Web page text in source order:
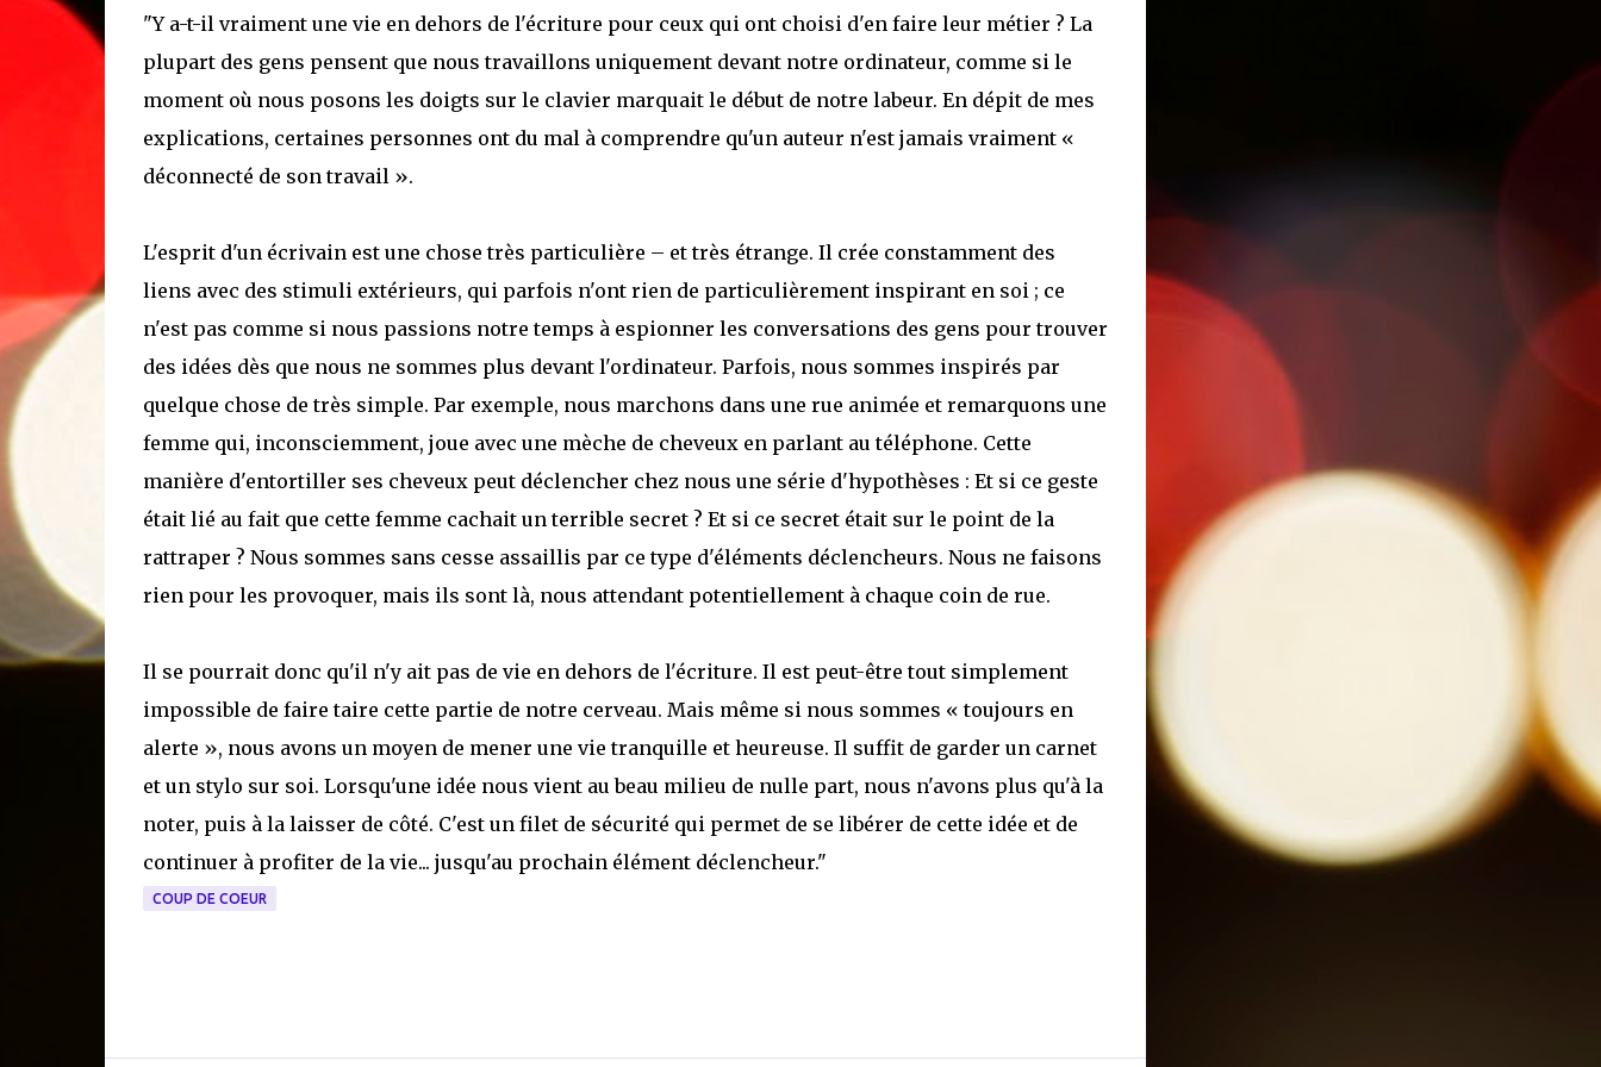
"Y a-t-il vraiment une vie en dehors de l'écriture pour ceux qui ont choisi d'en faire leur métier ? La
plupart des gens pensent que nous travaillons uniquement devant notre ordinateur, comme si le
moment où nous posons les doigts sur le clavier marquait le début de notre labeur. En dépit de mes
explications, certaines personnes ont du mal à comprendre qu'un auteur n'est jamais vraiment «
déconnecté de son travail ».
L'esprit d'un écrivain est une chose très particulière – et très étrange. Il crée constamment des
liens avec des stimuli extérieurs, qui parfois n'ont rien de particulièrement inspirant en soi ; ce
n'est pas comme si nous passions notre temps à espionner les conversations des gens pour trouver
des idées dès que nous ne sommes plus devant l'ordinateur. Parfois, nous sommes inspirés par
quelque chose de très simple. Par exemple, nous marchons dans une rue animée et remarquons une
femme qui, inconsciemment, joue avec une mèche de cheveux en parlant au téléphone. Cette
manière d'entortiller ses cheveux peut déclencher chez nous une série d'hypothèses : Et si ce geste
était lié au fait que cette femme cachait un terrible secret ? Et si ce secret était sur le point de la
rattraper ? Nous sommes sans cesse assaillis par ce type d'éléments déclencheurs. Nous ne faisons
rien pour les provoquer, mais ils sont là, nous attendant potentiellement à chaque coin de rue.
Il se pourrait donc qu'il n'y ait pas de vie en dehors de l'écriture. Il est peut-être tout simplement
impossible de faire taire cette partie de notre cerveau. Mais même si nous sommes « toujours en
alerte », nous avons un moyen de mener une vie tranquille et heureuse. Il suffit de garder un carnet
et un stylo sur soi. Lorsqu'une idée nous vient au beau milieu de nulle part, nous n'avons plus qu'à la
noter, puis à la laisser de côté. C'est un filet de sécurité qui permet de se libérer de cette idée et de
continuer à profiter de la vie... jusqu'au prochain élément déclencheur."
COUP DE COEUR